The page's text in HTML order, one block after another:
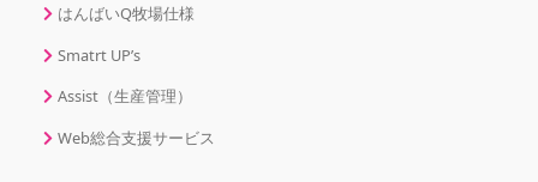
はんばいQ牧場仕様
Smatrt UP’s
Assist（生産管理）
Web総合支援サービス